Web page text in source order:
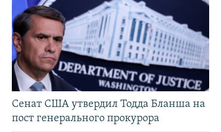
Сенат США утвердил Тодда Бланша на
пост генерального прокурора